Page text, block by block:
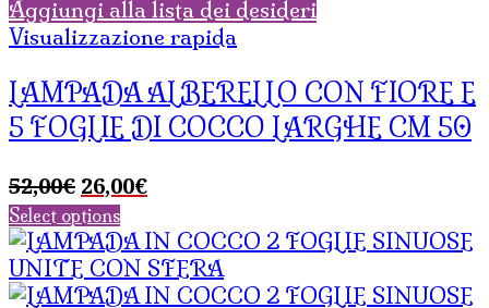
Aggiungi alla lista dei desideri
Visualizzazione rapida
LAMPADA ALBERELLO CON FIORE E
5 FOGLIE DI COCCO LARGHE CM 50
52,00€ Il
prezzo
originale
era:
52,00€.
26,00€Il
attuale
è:
26,00€.
Select options